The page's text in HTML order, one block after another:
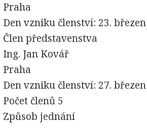
Praha
Den vzniku členství: 23.
Člen představenstva
Ing. Jan Kovář
Praha
Den vzniku členství: 27.
Počet členů 5
Způsob jednání